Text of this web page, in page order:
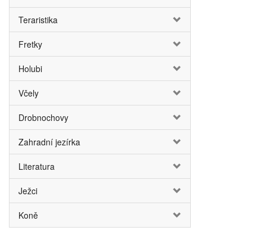
Teraristika
Fretky
Holubi
Včely
Drobnochovy
Zahradní jezírka
Literatura
Ježci
Koně